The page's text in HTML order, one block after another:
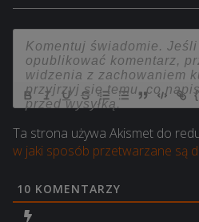
Ta strona używa Akismet do
w jaki sposób przetwarzane są
10 KOMENTARZY